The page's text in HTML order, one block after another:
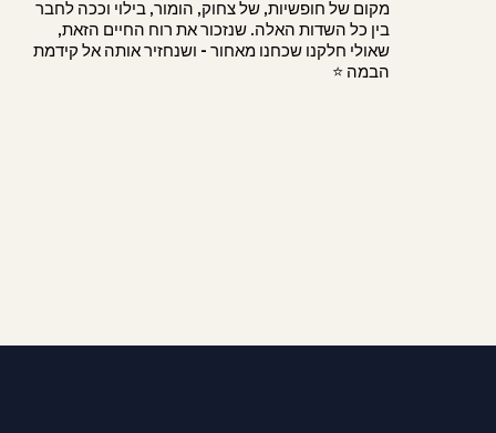
מקום של חופשיות, של צחוק, הומור, בילוי וככה לחבר
בין כל השדות האלה. שנזכור את רוח החיים הזאת,
שאולי חלקנו שכחנו מאחור - ושנחזיר אותה אל קידמת
הבמה ⭐